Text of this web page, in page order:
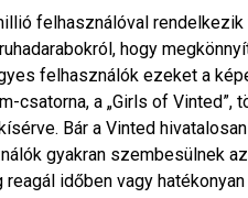
felhasználóval
hogy
felhasználók ezeket a
csatorna, a „Girls of Vinted”,
Bár a Vinted hivatalosan
gyakran szembesülnek
időben vagy